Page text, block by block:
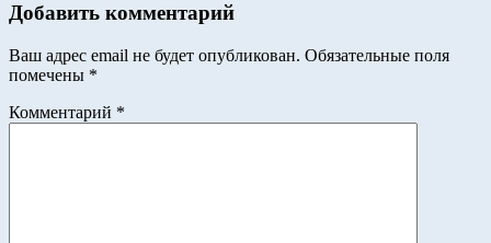
Добавить комментарий
Ваш адрес email не будет опубликован. Обязательные поля
помечены *
Комментарий *